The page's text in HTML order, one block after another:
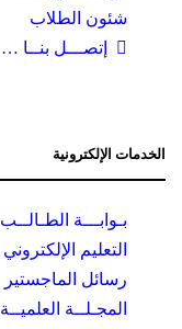
شئون الطلاب
إتصـــل بنــا …
الخدمات الإلكترونية
بـوابـــة الطـالــب
التعليم الإلكتروني
رسائل الماجستير
المجـلــة العلميــة